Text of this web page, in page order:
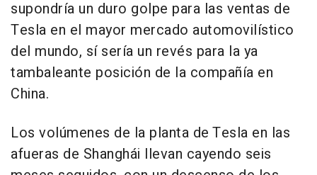
supondría un duro golpe para las ventas de
Tesla en el mayor mercado automovilístico
del mundo, sí sería un revés para la ya
tambaleante posición de la compañía en
China.
Los volúmenes de la planta de Tesla en las
afueras de Shanghái llevan cayendo seis